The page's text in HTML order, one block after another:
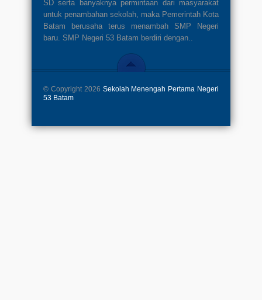
SD serta banyaknya permintaan dari masyarakat
untuk penambahan sekolah, maka Pemerintah Kota
Batam berusaha terus menambah SMP Negeri
baru. SMP Negeri 53 Batam berdiri dengan..
© Copyright 2026 Sekolah Menengah Pertama Negeri
53 Batam